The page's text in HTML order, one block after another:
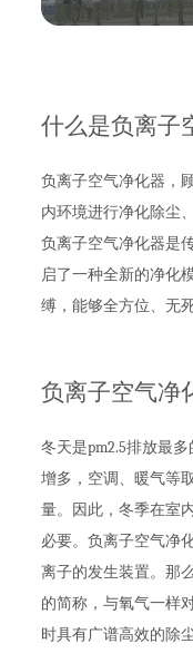
什么是负离子
负离子空气净化器，
内环境进行净化除尘
负离子空气净化器是
启了一种全新的净化
缚，能够全方位、无
负离子空气净
冬天是pm2.5排放最
增多，空调、暖气等
量。因此，冬季在室
必要。负离子空气净
离子的发生装置。那
的简称，与氧气一样
时具有广谱高效的除